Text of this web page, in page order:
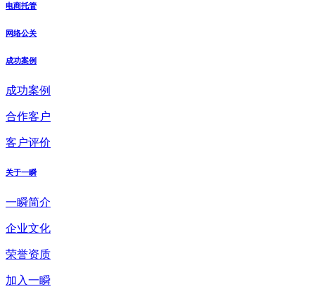
电商托管
网络公关
成功案例
成功案例
合作客户
客户评价
关于一瞬
一瞬简介
企业文化
荣誉资质
加入一瞬